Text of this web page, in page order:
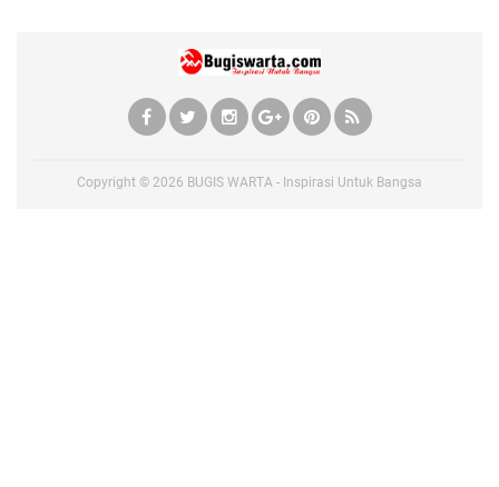
Copyright © 2026 BUGIS WARTA - Inspirasi Untuk Bangsa